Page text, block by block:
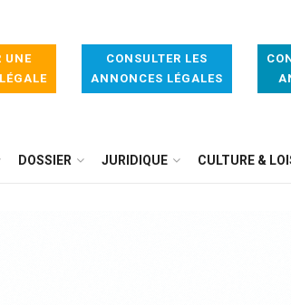
UNE
CONSULTER LES
ANNONCES LÉGALES
DOSSIER JURIDIQUE CULTURE &